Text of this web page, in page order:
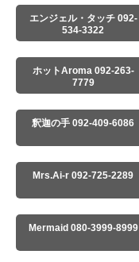
エンジェル・タッチ 092-
534-3322
ホットAroma 092-263-
7779
釈迦の手 092-409-6086
Mrs.Ai-r 092-725-2289
Mermaid 080-3999-8999